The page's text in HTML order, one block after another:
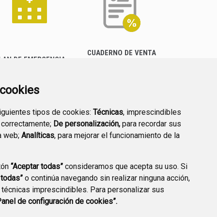
tipos de cookies: Técnicas, imprescindibles
De personalización, para recordar sus
web; Analíticas, para mejorar el funcionamiento de la
“Aceptar todas” consideramos que acepta su uso. Si
o continúa navegando sin realizar ninguna acción,
imprescindibles. Para personalizar sus
de configuración de cookies”.
DE EMERGENCIA
CUADERNO DE VENTA
PREGUNTAS
FRECUENTES
PLAN DE ACCIÓN LOCAL
2030